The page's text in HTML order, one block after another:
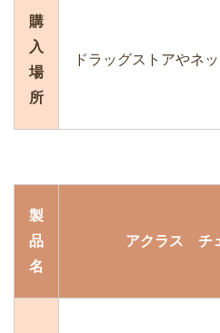
購
入
場
所
ドラッグストアやネ
製
品
名
アクラス チ